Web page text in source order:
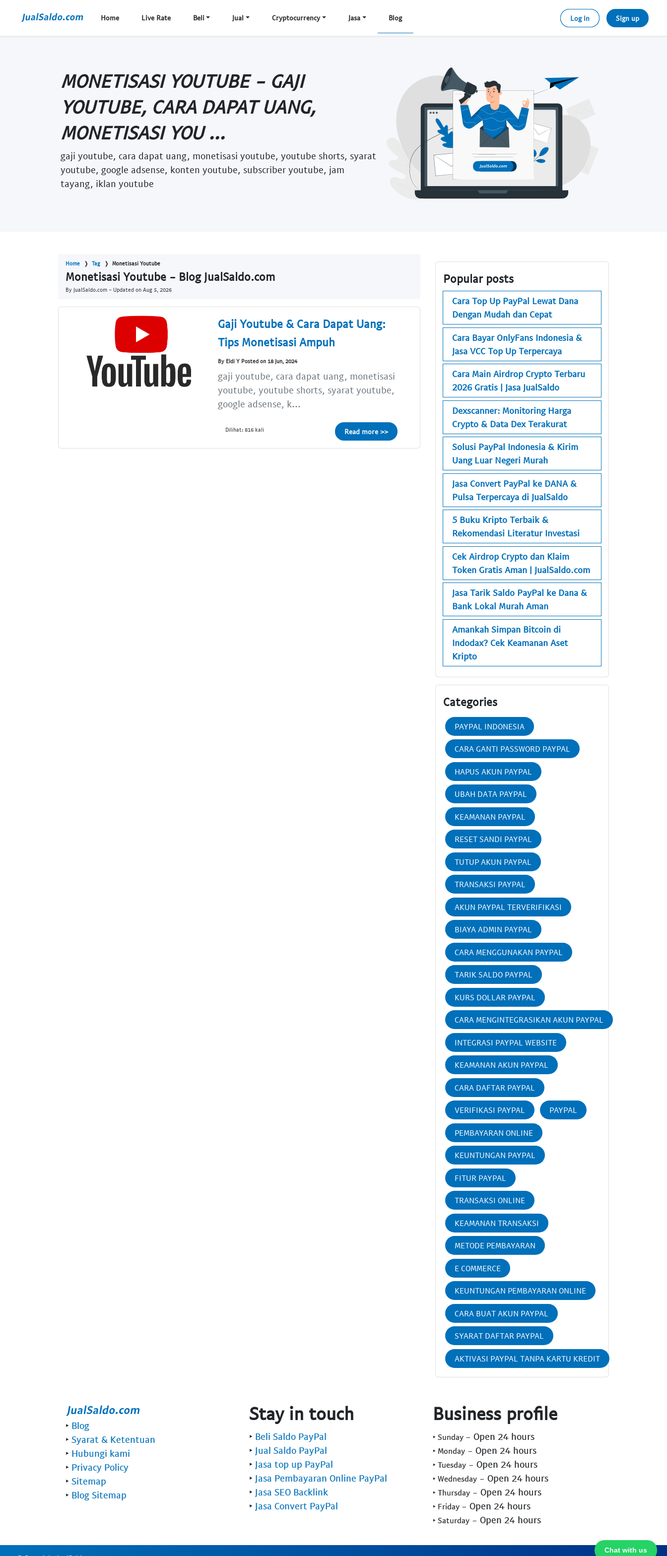
Home Live Rate Beli Jual Cryptocurrency Jasa Blog Log in Sign up
MONETISASI YOUTUBE - GAJI
YOUTUBE, CARA DAPAT UANG,
MONETISASI YOU ...
gaji youtube, cara dapat uang, monetisasi youtube, youtube shorts, syarat
youtube, google adsense, konten youtube, subscriber youtube, jam
tayang, iklan youtube
Home Tag Monetisasi Youtube
Monetisasi Youtube - Blog JualSaldo.com
By JualSaldo.com - Updated on Aug 5, 2026
Gaji Youtube & Cara Dapat Uang:
Tips Monetisasi Ampuh
By Eldi Y Posted on 18 Jun, 2024
gaji youtube, cara dapat uang, monetisasi
youtube, youtube shorts, syarat youtube,
google adsense, k...
Dilihat: 816 kali Read more >>
Popular posts
Cara Top Up PayPal Lewat Dana
Dengan Mudah dan Cepat
Cara Bayar OnlyFans Indonesia &
Jasa VCC Top Up Terpercaya
Cara Main Airdrop Crypto Terbaru
2026 Gratis | Jasa JualSaldo
Dexscanner: Monitoring Harga
Crypto & Data Dex Terakurat
Solusi PayPal Indonesia & Kirim
Uang Luar Negeri Murah
Jasa Convert PayPal ke DANA &
Pulsa Terpercaya di JualSaldo
5 Buku Kripto Terbaik &
Rekomendasi Literatur Investasi
Cek Airdrop Crypto dan Klaim
Token Gratis Aman | JualSaldo.com
Jasa Tarik Saldo PayPal ke Dana &
Bank Lokal Murah Aman
Amankah Simpan Bitcoin di
Indodax? Cek Keamanan Aset
Kripto
Categories
PAYPAL INDONESIA
CARA GANTI PASSWORD PAYPAL
HAPUS AKUN PAYPAL
UBAH DATA PAYPAL
KEAMANAN PAYPAL
RESET SANDI PAYPAL
TUTUP AKUN PAYPAL
TRANSAKSI PAYPAL
AKUN PAYPAL TERVERIFIKASI
BIAYA ADMIN PAYPAL
CARA MENGGUNAKAN PAYPAL
TARIK SALDO PAYPAL
KURS DOLLAR PAYPAL
CARA MENGINTEGRASIKAN AKUN PAYPAL
INTEGRASI PAYPAL WEBSITE
KEAMANAN AKUN PAYPAL
CARA DAFTAR PAYPAL
VERIFIKASI PAYPAL PAYPAL
PEMBAYARAN ONLINE
KEUNTUNGAN PAYPAL
FITUR PAYPAL
TRANSAKSI ONLINE
KEAMANAN TRANSAKSI
METODE PEMBAYARAN
E COMMERCE
KEUNTUNGAN PEMBAYARAN ONLINE
CARA BUAT AKUN PAYPAL
SYARAT DAFTAR PAYPAL
AKTIVASI PAYPAL TANPA KARTU KREDIT
Chat with us
‣ Blog
‣ Syarat & Ketentuan
‣ Hubungi kami
‣ Privacy Policy
‣ Sitemap
‣ Blog Sitemap
Stay in touch
‣ Beli Saldo PayPal
‣ Jual Saldo PayPal
‣ Jasa top up PayPal
‣ Jasa Pembayaran Online PayPal
‣ Jasa SEO Backlink
‣ Jasa Convert PayPal
Business profile
‣ Sunday - Open 24 hours
‣ Monday - Open 24 hours
‣ Tuesday - Open 24 hours
‣ Wednesday - Open 24 hours
‣ Thursday - Open 24 hours
‣ Friday - Open 24 hours
‣ Saturday - Open 24 hours